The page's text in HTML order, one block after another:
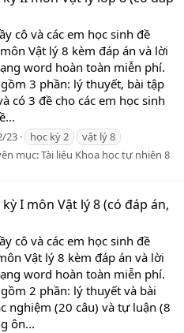
cô và các em học sinh đề
Vật lý 8 kèm đáp án và lời
word hoàn toàn miễn phí.
3 phần: lý thuyết, bài tập
có 3 đề cho các em học sinh
23 học kỳ 2
vật lý 8
mục:Tài liệu Khoa học tự nhiên 8
I môn Vật lý 8 (có đáp án,
cô và các em học sinh đề
Vật lý 8 kèm đáp án và lời
word hoàn toàn miễn phí.
2 phần: lý thuyết và bài
nghiệm (20 câu) và tự luận (8
ôn...